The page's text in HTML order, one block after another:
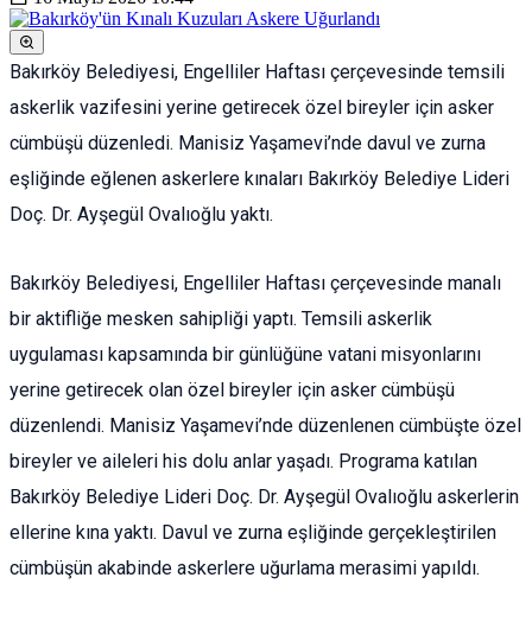
Bakırköy Belediyesi, Engelliler Haftası çerçevesinde temsili
askerlik vazifesini yerine getirecek özel bireyler için asker
cümbüşü düzenledi. Manisiz Yaşamevi’nde davul ve zurna
eşliğinde eğlenen askerlere kınaları Bakırköy Belediye Lideri
Doç. Dr. Ayşegül Ovalıoğlu yaktı.
Bakırköy Belediyesi, Engelliler Haftası çerçevesinde manalı
bir aktifliğe mesken sahipliği yaptı. Temsili askerlik
uygulaması kapsamında bir günlüğüne vatani misyonlarını
yerine getirecek olan özel bireyler için asker cümbüşü
düzenlendi. Manisiz Yaşamevi’nde düzenlenen cümbüşte özel
bireyler ve aileleri his dolu anlar yaşadı. Programa katılan
Bakırköy Belediye Lideri Doç. Dr. Ayşegül Ovalıoğlu askerlerin
ellerine kına yaktı. Davul ve zurna eşliğinde gerçekleştirilen
cümbüşün akabinde askerlere uğurlama merasimi yapıldı.